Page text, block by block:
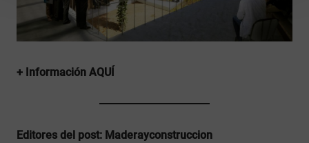
+ Información AQUÍ
Editores del post: Maderayconstruccion